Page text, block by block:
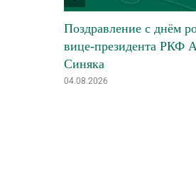
Поздравление с днём
вице-президента РКФ
Синяка
04.08.2026